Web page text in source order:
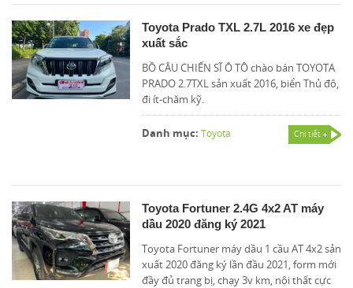
Toyota Prado TXL 2.7L 2016 xe đẹp
xuất sắc
BỒ CÂU CHIẾN SĨ Ô TÔ chào bán TOYOTA
PRADO 2.7TXL sản xuất 2016, biển Thủ đô,
đi ít-chăm kỹ.
Danh mục: Toyota Chi tiết
Toyota Fortuner 2.4G 4x2 AT máy
dầu 2020 đăng ký 2021
Toyota Fortuner máy dầu 1 cầu AT 4x2 sản
xuất 2020 đăng ký lần đầu 2021, form mới
đầy đủ trang bị, chạy 3v km, nội thất cực